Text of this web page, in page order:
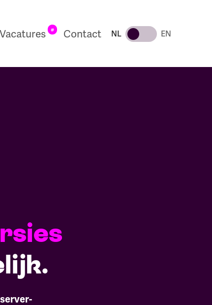
Vacatures # Contact NL EN
server-